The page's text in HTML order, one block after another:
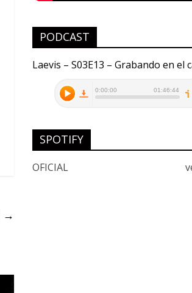
→
PODCAST
Laevis – S03E13 – Grabando en el
SPOTIFY
OFICIAL